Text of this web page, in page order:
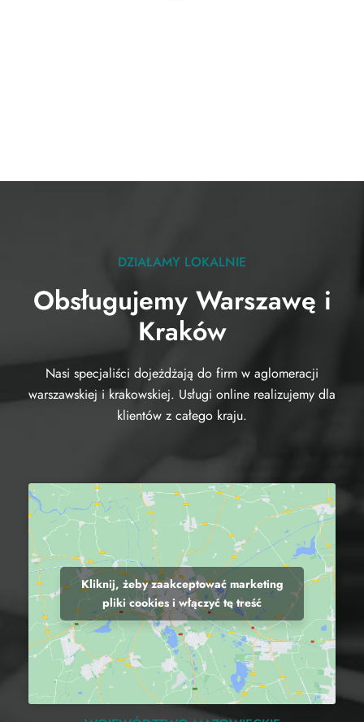
DZIAŁAMY LOKALNIE
Obsługujemy Warszawę i
Kraków
Nasi specjaliści dojeżdżają do firm w aglomeracji
warszawskiej i krakowskiej. Usługi online realizujemy dla
klientów z całego kraju.
Kliknij, żeby zaakceptować marketing
pliki cookies i włączyć tę treść